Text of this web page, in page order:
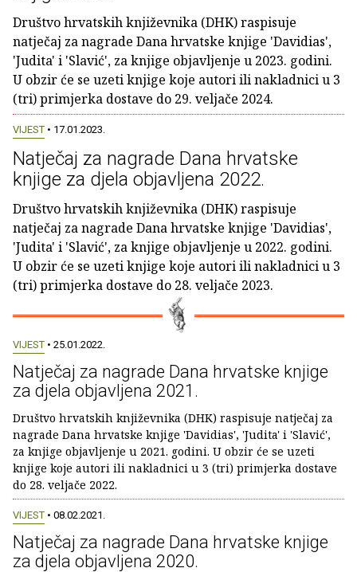
Društvo hrvatskih književnika (DHK) raspisuje
natječaj za nagrade Dana hrvatske knjige 'Davidias',
'Judita' i 'Slavić', za knjige objavljenje u 2023. godini.
U obzir će se uzeti knjige koje autori ili nakladnici u 3
(tri) primjerka dostave do 29. veljače 2024.
VIJEST • 17.01.2023.
Natječaj za nagrade Dana hrvatske
knjige za djela objavljena 2022.
Društvo hrvatskih književnika (DHK) raspisuje
natječaj za nagrade Dana hrvatske knjige 'Davidias',
'Judita' i 'Slavić', za knjige objavljenje u 2022. godini.
U obzir će se uzeti knjige koje autori ili nakladnici u 3
(tri) primjerka dostave do 28. veljače 2023.
VIJEST • 25.01.2022.
Natječaj za nagrade Dana hrvatske knjige
za djela objavljena 2021.
Društvo hrvatskih književnika (DHK) raspisuje natječaj za
nagrade Dana hrvatske knjige 'Davidias', 'Judita' i 'Slavić',
za knjige objavljenje u 2021. godini. U obzir će se uzeti
knjige koje autori ili nakladnici u 3 (tri) primjerka dostave
do 28. veljače 2022.
VIJEST • 08.02.2021.
Natječaj za nagrade Dana hrvatske knjige
za djela objavljena 2020.